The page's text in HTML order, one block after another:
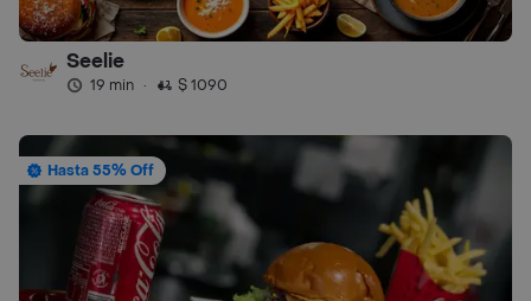
Seelie
19 min · $ 1090
Hasta 55% Off